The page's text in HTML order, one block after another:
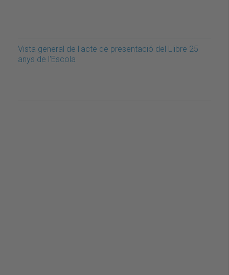
Vista general de l'acte de presentació del Llibre 25
anys de l'Escola